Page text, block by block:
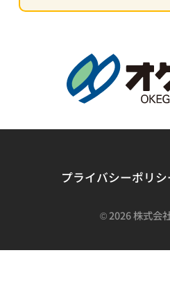
プライバシーポリシ
©2026 株式会